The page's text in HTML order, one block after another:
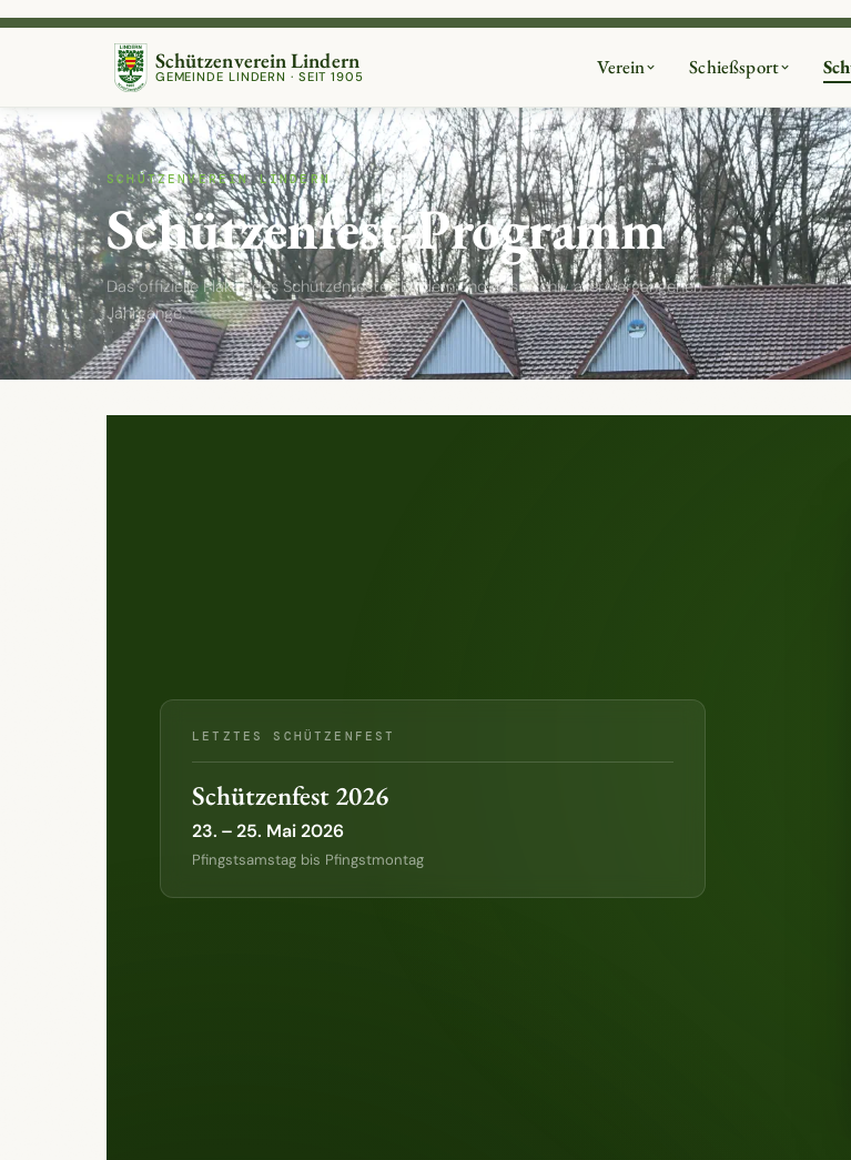
Nächster Termin:8. Aug · Kompaniefest Lindern-Süd
Schützenverein Lindern
GEMEINDE LINDERN · SEIT 1905
SCHÜTZENVEREIN LINDERN
Schützenfest-Programm
Das offizielle Plakat des Schützenfestes Lindern und das Archiv aller vergangenen
Jahrgänge.
Schützenfest 2026
23. – 25. Mai 2026
Pfingstsamstag bis Pfingstmontag